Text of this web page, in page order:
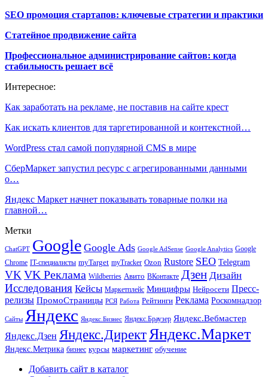
SEO промоция стартапов: ключевые стратегии и практики
Статейное продвижение сайта
Профессиональное администрирование сайтов: когда
стабильность решает всё
Интересное:
Как заработать на рекламе, не поставив на сайте крест
Как искать клиентов для таргетированной и контекстной…
WordPress стал самой популярной CMS в мире
СберМаркет запустил ресурс с агрегированными данными
о…
Яндекс Маркет начнет показывать товарные полки на
главной…
Метки
ChatGPT Google Google Ads Google AdSense Google Analytics Google
Chrome IT-специалисты myTarget myTracker Ozon Rustore SEO Telegram
VK VK Реклама Wildberries Авито ВКонтакте Дзен Дизайн
Исследования Кейсы Маркетплейс Минцифры Нейросети Пресс-
релизы ПромоСтраницы РСЯ Работа Рейтинги Реклама Роскомнадзор
Сайты Яндекс Яндекс.Бизнес Яндекс.Браузер Яндекс.Вебмастер
Яндекс.Дзен Яндекс.ДиректЯндекс.Маркет
Яндекс.Метрика бизнес курсы маркетинг обучение
Добавить сайт в каталог